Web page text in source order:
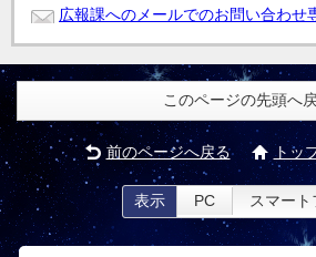
広報課へのメールでのお問い合わせ
このページの先頭へ
前のページへ戻る トッ
表示 PC スマート